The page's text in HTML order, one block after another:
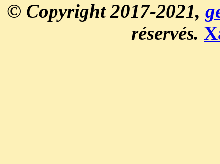
© Copyright 2017-2021,
réservés.